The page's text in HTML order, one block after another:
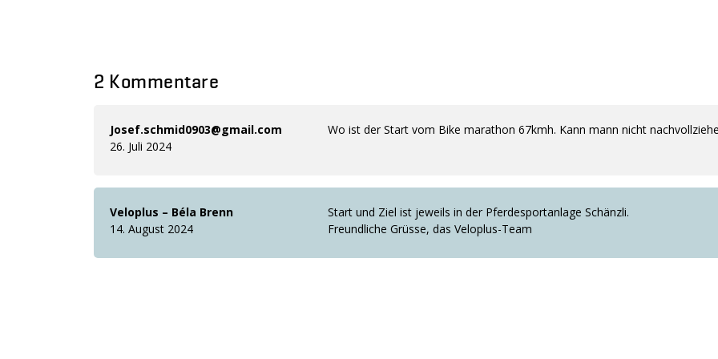
2 Kommentare
Josef.schmid0903@gmail.com
26. Juli 2024
Wo ist der Start vom Bike marathon 67kmh. Kann mann nicht
Veloplus – Béla Brenn
14. August 2024
Start und Ziel ist jeweils in der Pferdesportanlage Schänzli.
Freundliche Grüsse, das Veloplus-Team